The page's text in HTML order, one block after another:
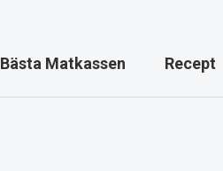
Bästa Matkassen Recept